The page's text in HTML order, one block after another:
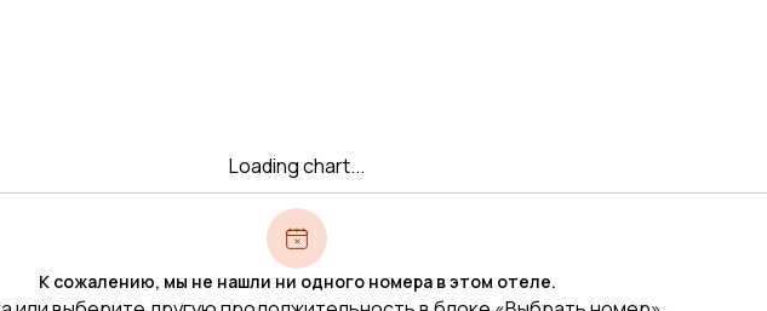
Loading chart...
К сожалению, мы не нашли ни одного номера в этом отеле.